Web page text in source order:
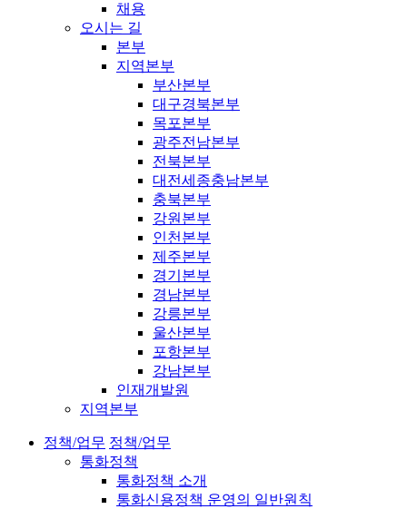
채용
오시는 길
본부
지역본부
부산본부
대구경북본부
목포본부
광주전남본부
전북본부
대전세종충남본부
충북본부
강원본부
인천본부
제주본부
경기본부
경남본부
강릉본부
울산본부
포항본부
강남본부
인재개발원
지역본부
정책/업무 정책/업무
통화정책
통화정책 소개
통화신용정책 운영의 일반원칙